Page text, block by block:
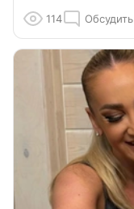
114 Обсудить